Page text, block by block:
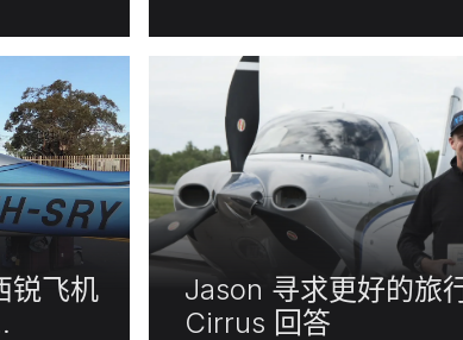
锐飞机
Jason 寻求更好的旅
Cirrus 回答